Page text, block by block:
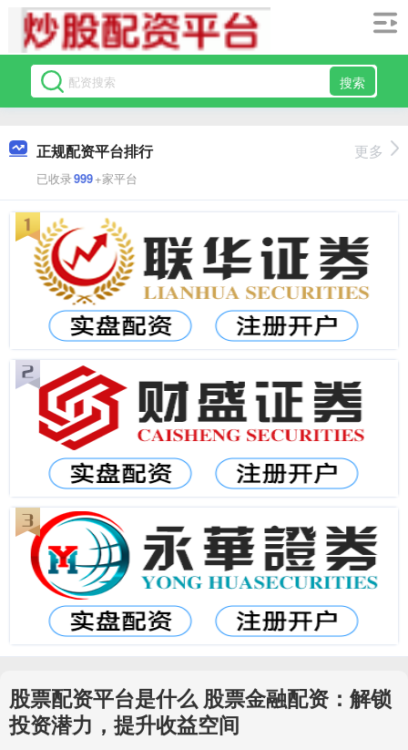
搜索
正规配资平台排行
已收录999+家平台
更多
股票配资平台是什么 股票金融配资：解锁
投资潜力，提升收益空间